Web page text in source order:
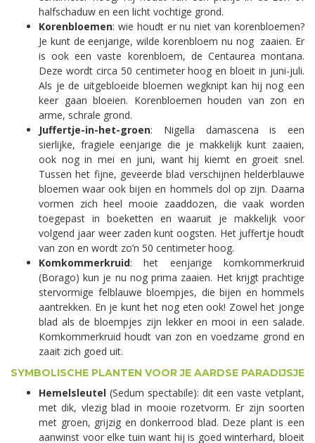
halfschaduw en een licht vochtige grond.
Korenbloemen: wie houdt er nu niet van korenbloemen?
Je kunt de eenjarige, wilde korenbloem nu nog zaaien. Er
is ook een vaste korenbloem, de Centaurea montana.
Deze wordt circa 50 centimeter hoog en bloeit in juni-juli.
Als je de uitgebloeide bloemen wegknipt kan hij nog een
keer gaan bloeien. Korenbloemen houden van zon en
arme, schrale grond.
Juffertje-in-het-groen: Nigella damascena is een
sierlijke, fragiele eenjarige die je makkelijk kunt zaaien,
ook nog in mei en juni, want hij kiemt en groeit snel.
Tussen het fijne, geveerde blad verschijnen helderblauwe
bloemen waar ook bijen en hommels dol op zijn. Daarna
vormen zich heel mooie zaaddozen, die vaak worden
toegepast in boeketten en waaruit je makkelijk voor
volgend jaar weer zaden kunt oogsten. Het juffertje houdt
van zon en wordt zo’n 50 centimeter hoog.
Komkommerkruid: het eenjarige komkommerkruid
(Borago) kun je nu nog prima zaaien. Het krijgt prachtige
stervormige felblauwe bloempjes, die bijen en hommels
aantrekken. En je kunt het nog eten ook! Zowel het jonge
blad als de bloempjes zijn lekker en mooi in een salade.
Komkommerkruid houdt van zon en voedzame grond en
zaait zich goed uit.
SYMBOLISCHE PLANTEN VOOR JE AARDSE PARADIJSJE
Hemelsleutel (Sedum spectabile): dit een vaste vetplant,
met dik, vlezig blad in mooie rozetvorm. Er zijn soorten
met groen, grijzig en donkerrood blad. Deze plant is een
aanwinst voor elke tuin want hij is goed winterhard, bloeit